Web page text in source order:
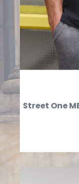
Street One